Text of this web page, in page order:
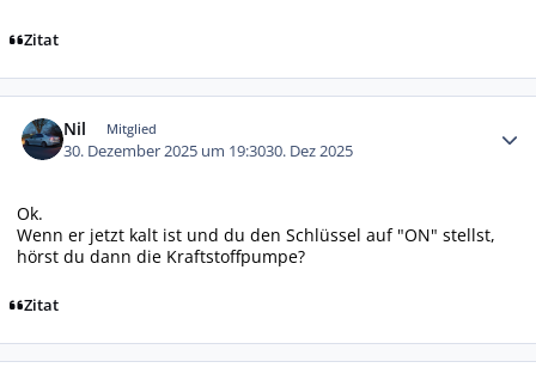
Zitat
Nil Mitglied
30. Dezember 2025 um 19:3030. Dez 2025
Ok.
Wenn er jetzt kalt ist und du den Schlüssel auf "ON" stellst,
hörst du dann die Kraftstoffpumpe?
Zitat